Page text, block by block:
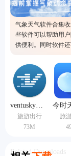
气象天气软件合集
些软件可以帮助用
供便利。同时软件
钟，还拥有预警、
ventusky风雨气温图
旅游出行
73M
旅
Related Downloads